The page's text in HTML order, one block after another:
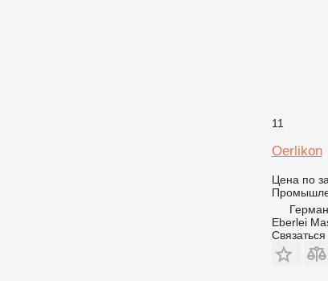
11
Oerlikon
Цена по
Eberlei